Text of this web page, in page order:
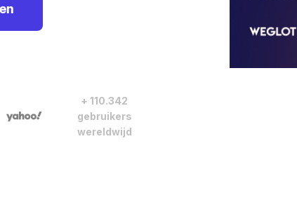
+ 110.342
gebruikers
wereldwijd